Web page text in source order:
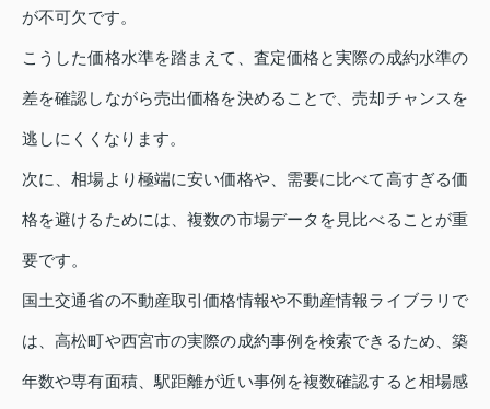
が不可欠です。
こうした価格水準を踏まえて、査定価格と実際の成約水準の
差を確認しながら売出価格を決めることで、売却チャンスを
逃しにくくなります。
次に、相場より極端に安い価格や、需要に比べて高すぎる価
格を避けるためには、複数の市場データを見比べることが重
要です。
国土交通省の不動産取引価格情報や不動産情報ライブラリで
は、高松町や西宮市の実際の成約事例を検索できるため、築
年数や専有面積、駅距離が近い事例を複数確認すると相場感